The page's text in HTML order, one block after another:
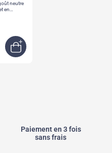
Ajouter au panier
Paiement en 3 fois
sans frais